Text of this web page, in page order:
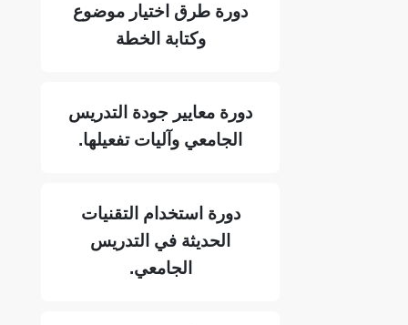
دورة طرق اختيار موضوع
وكتابة الخطة
دورة معايير جودة التدريس
الجامعي وآليات تفعيلها.
دورة استخدام التقنيات
الحديثة في التدريس